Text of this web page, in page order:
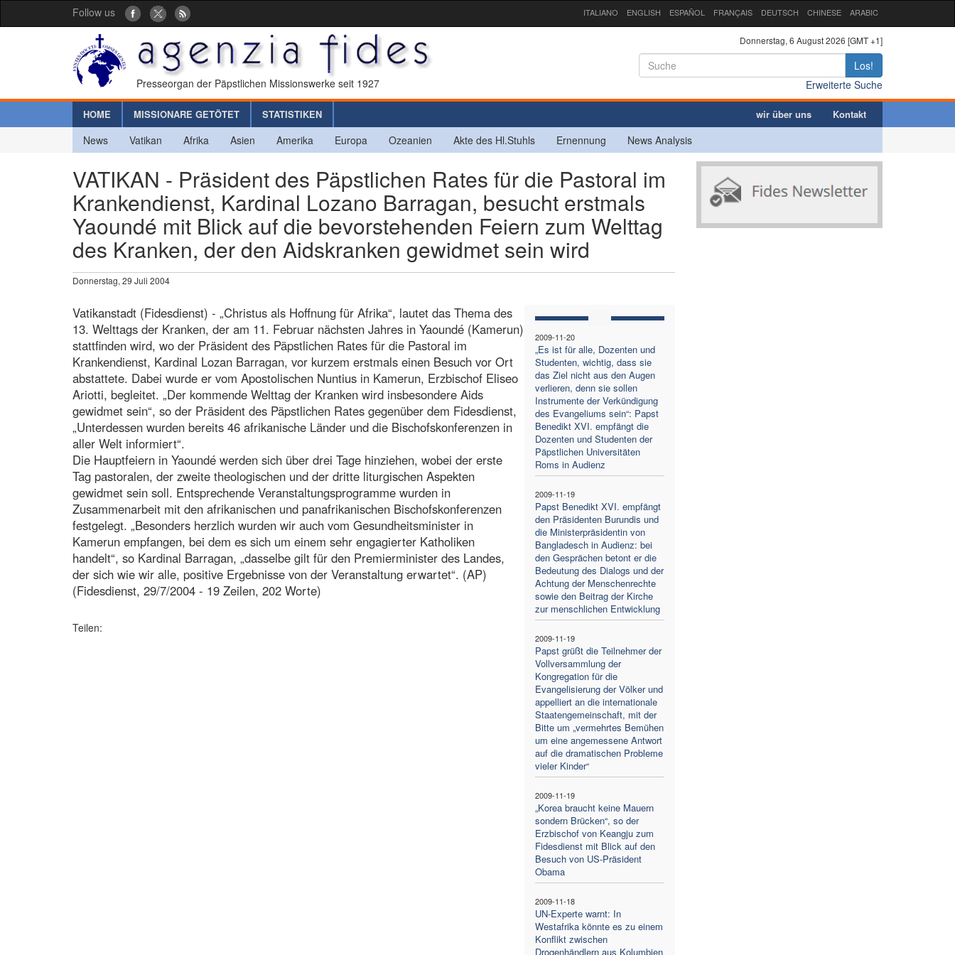
Follow us ITALIANO ENGLISH ESPAÑOL FRANÇAIS DEUTSCH CHINESE ARABIC
Presseorgan der Päpstlichen Missionswerke seit 1927
Donnerstag, 6 August 2026 [GMT +1]
Los!
Erweiterte Suche
HOME MISSIONARE GETÖTET STATISTIKEN wir über uns Kontakt
News Vatikan Afrika Asien Amerika Europa Ozeanien Akte des Hl.Stuhls Ernennung News Analysis
VATIKAN - Präsident des Päpstlichen Rates für die Pastoral im
Krankendienst, Kardinal Lozano Barragan, besucht erstmals
Yaoundé mit Blick auf die bevorstehenden Feiern zum Welttag
des Kranken, der den Aidskranken gewidmet sein wird
Donnerstag, 29 Juli 2004
2009-11-20
„Es ist für alle, Dozenten und
Studenten, wichtig, dass sie
das Ziel nicht aus den Augen
verlieren, denn sie sollen
Instrumente der Verkündigung
des Evangeliums sein“: Papst
Benedikt XVI. empfängt die
Dozenten und Studenten der
Päpstlichen Universitäten
Roms in Audienz
2009-11-19
Papst Benedikt XVI. empfängt
den Präsidenten Burundis und
die Ministerpräsidentin von
Bangladesch in Audienz: bei
den Gesprächen betont er die
Bedeutung des Dialogs und der
Achtung der Menschenrechte
sowie den Beitrag der Kirche
zur menschlichen Entwicklung
2009-11-19
Papst grüßt die Teilnehmer der
Vollversammlung der
Kongregation für die
Evangelisierung der Völker und
appelliert an die internationale
Staatengemeinschaft, mit der
Bitte um „vermehrtes Bemühen
um eine angemessene Antwort
auf die dramatischen Probleme
vieler Kinder“
2009-11-19
„Korea braucht keine Mauern
sondern Brücken“, so der
Erzbischof von Keangju zum
Fidesdienst mit Blick auf den
Besuch von US-Präsident
Obama
2009-11-18
UN-Experte warnt: In
Westafrika könnte es zu einem
Konflikt zwischen
Drogenhändlern aus Kolumbien
Vatikanstadt (Fidesdienst) - „Christus als Hoffnung für Afrika“, lautet das Thema des
13. Welttags der Kranken, der am 11. Februar nächsten Jahres in Yaoundé (Kamerun)
stattfinden wird, wo der Präsident des Päpstlichen Rates für die Pastoral im
Krankendienst, Kardinal Lozan Barragan, vor kurzem erstmals einen Besuch vor Ort
abstattete. Dabei wurde er vom Apostolischen Nuntius in Kamerun, Erzbischof Eliseo
Ariotti, begleitet. „Der kommende Welttag der Kranken wird insbesondere Aids
gewidmet sein“, so der Präsident des Päpstlichen Rates gegenüber dem Fidesdienst,
„Unterdessen wurden bereits 46 afrikanische Länder und die Bischofskonferenzen in
aller Welt informiert“.
Die Hauptfeiern in Yaoundé werden sich über drei Tage hinziehen, wobei der erste
Tag pastoralen, der zweite theologischen und der dritte liturgischen Aspekten
gewidmet sein soll. Entsprechende Veranstaltungsprogramme wurden in
Zusammenarbeit mit den afrikanischen und panafrikanischen Bischofskonferenzen
festgelegt. „Besonders herzlich wurden wir auch vom Gesundheitsminister in
Kamerun empfangen, bei dem es sich um einem sehr engagierter Katholiken
handelt“, so Kardinal Barragan, „dasselbe gilt für den Premierminister des Landes,
der sich wie wir alle, positive Ergebnisse von der Veranstaltung erwartet“. (AP)
(Fidesdienst, 29/7/2004 - 19 Zeilen, 202 Worte)
Teilen: